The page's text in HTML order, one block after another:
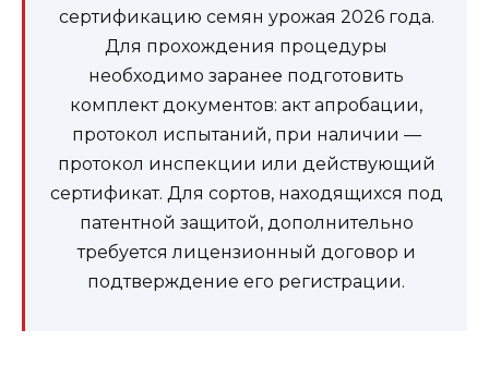
сертификацию семян урожая 2026 года.
Для прохождения процедуры
необходимо заранее подготовить
комплект документов: акт апробации,
протокол испытаний, при наличии —
протокол инспекции или действующий
сертификат. Для сортов, находящихся под
патентной защитой, дополнительно
требуется лицензионный договор и
подтверждение его регистрации.